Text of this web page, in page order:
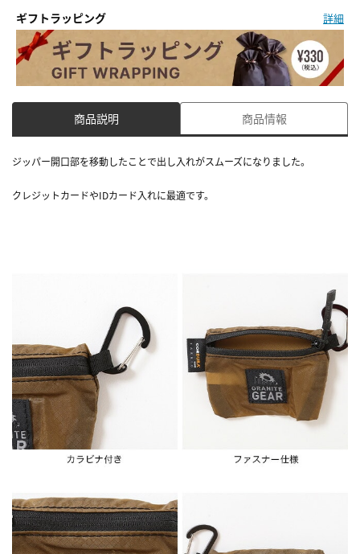
ギフトラッピング 詳細
商品説明 商品情報
ジッパー開口部を移動したことで出し入れがスムーズになりました。
クレジットカードやIDカード入れに最適です。